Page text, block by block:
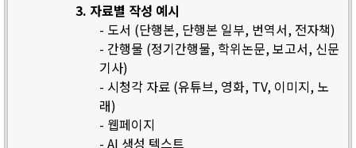
3. 자료별 작성 예시
- 도서 (단행본, 단행본 일부, 번역서, 전자책)
- 간행물 (정기간행물, 학위논문, 보고서, 신문
기사)
- 시청각 자료 (유튜브, 영화, TV, 이미지, 노
래)
- 웹페이지
- AI 생성 텍스트